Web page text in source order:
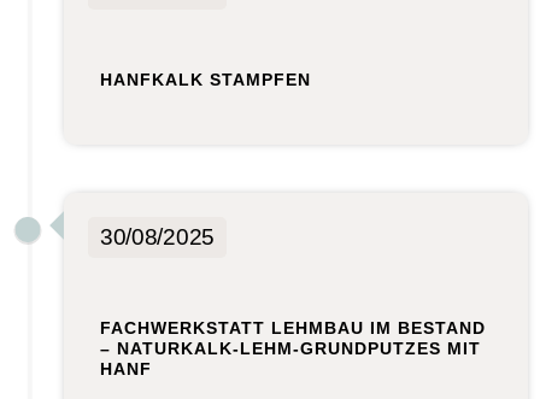
HANFKALK STAMPFEN
30/08/2025
FACHWERKSTATT LEHMBAU IM BESTAND
– NATURKALK-LEHM-GRUNDPUTZES MIT
HANF